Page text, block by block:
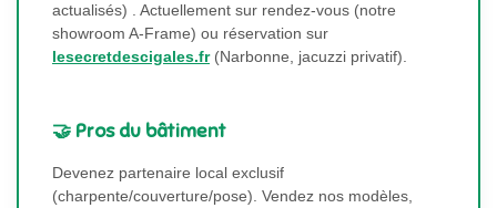
actualisés) . Actuellement sur rendez-vous (notre
showroom A-Frame) ou réservation sur
lesecretdescigales.fr(Narbonne, jacuzzi privatif).
🤝 Pros du bâtiment
Devenez partenaire local exclusif
(charpente/couverture/pose). Vendez nos modèles,